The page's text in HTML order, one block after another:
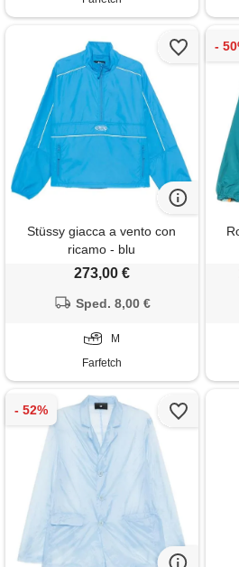
Stüssy giacca a vento con
ricamo - blu
273,00 €
Sped. 8,00 €
M
Farfetch